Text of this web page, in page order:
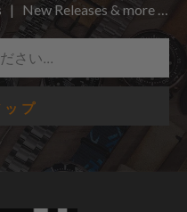
| New Releases & more …